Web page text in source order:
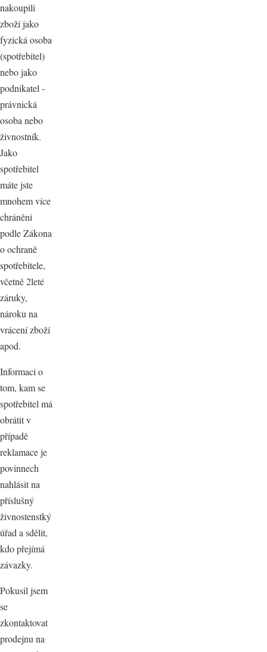
nakoupili
zboží jako
fyzická osoba
(spotřebitel)
nebo jako
podnikatel -
právnická
osoba nebo
živnostník.
Jako
spotřebitel
máte jste
mnohem více
chráněni
podle Zákona
o ochraně
spotřebitele,
včetně 2leté
záruky,
nároku na
vrácení zboží
apod.
Informaci o
tom, kam se
spotřebitel má
obrátit v
případě
reklamace je
povinnech
nahlásit na
příslušný
živnostenstký
úřad a sdělit,
kdo přejímá
závazky.
Pokusil jsem
se
zkontaktovat
prodejnu na